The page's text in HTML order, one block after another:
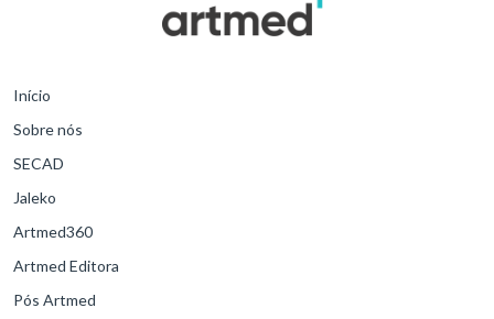
Início
Sobre nós
SECAD
Jaleko
Artmed360
Artmed Editora
Pós Artmed